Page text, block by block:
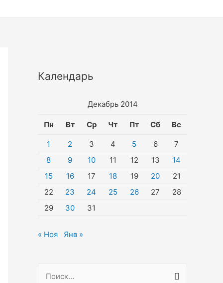
Календарь
Декабрь 2014
Пн Вт Ср Чт Пт Сб Вс
1 2 3 4 5 6
7
8
9 10 11 12 13
14
15
16 17 18 19 20
21
22
23 24 25 26 27
28
29
30 31
« Ноя Янв »